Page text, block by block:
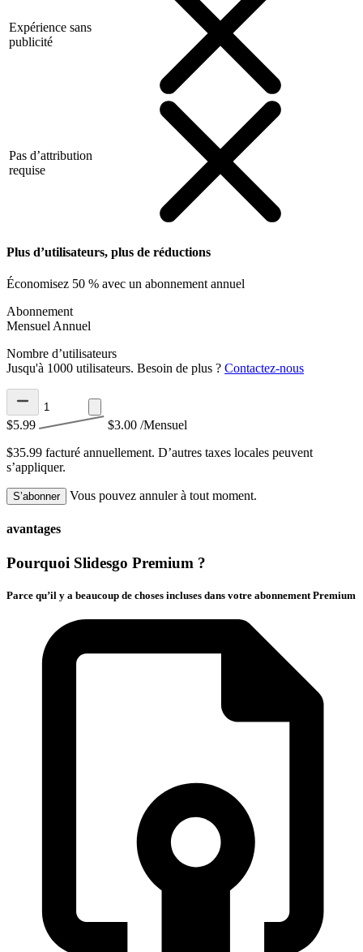
Expérience sans
publicité
Pas d’attribution
requise
Plus d’utilisateurs, plus de réductions
Économisez 50 % avec un abonnement annuel
Abonnement
Mensuel Annuel
Nombre d’utilisateurs
Jusqu'à 1000 utilisateurs. Besoin de plus ? Contactez-nous
$5.99 $3.00 /Mensuel
$35.99 facturé annuellement. D’autres taxes locales peuvent
s’appliquer.
S’abonner Vous pouvez annuler à tout moment.
avantages
Pourquoi Slidesgo Premium ?
Parce qu’il y a beaucoup de choses incluses dans votre abonnement Premium